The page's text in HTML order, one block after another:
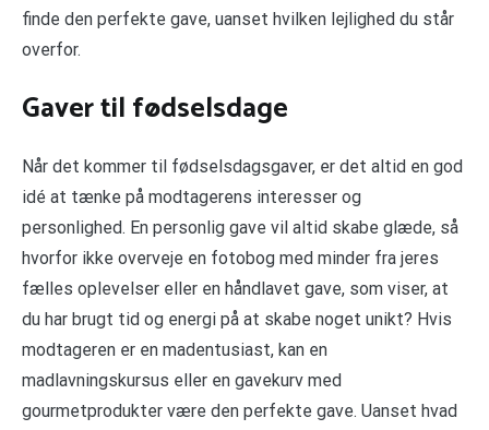
finde den perfekte gave, uanset hvilken lejlighed du står
overfor.
Gaver til fødselsdage
Når det kommer til fødselsdagsgaver, er det altid en god
idé at tænke på modtagerens interesser og
personlighed. En personlig gave vil altid skabe glæde, så
hvorfor ikke overveje en fotobog med minder fra jeres
fælles oplevelser eller en håndlavet gave, som viser, at
du har brugt tid og energi på at skabe noget unikt? Hvis
modtageren er en madentusiast, kan en
madlavningskursus eller en gavekurv med
gourmetprodukter være den perfekte gave. Uanset hvad